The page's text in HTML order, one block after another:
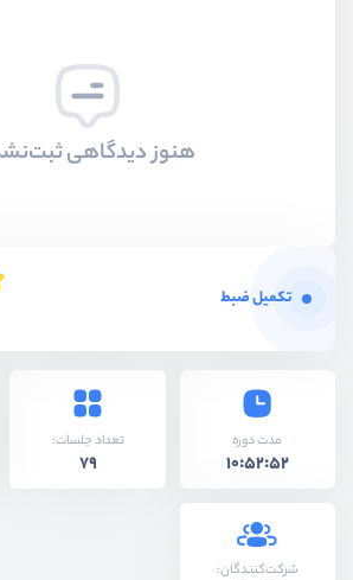
هنوز دیدگاهی
تکمیل ضبط
مدت دوره
10:52:52
تعداد جلسات:
79
شرکت‌کنندگان: